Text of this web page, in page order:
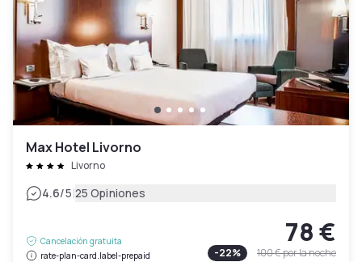
Max Hotel Livorno
Livorno
4.6/5|25 Opiniones
Cancelación gratuita
rate-plan-card.label-prepaid
78 €
-22% 100 €por la noche